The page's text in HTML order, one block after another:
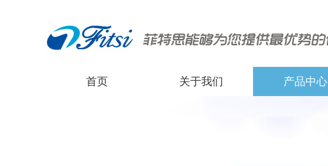
首页 关于我们 产品中心